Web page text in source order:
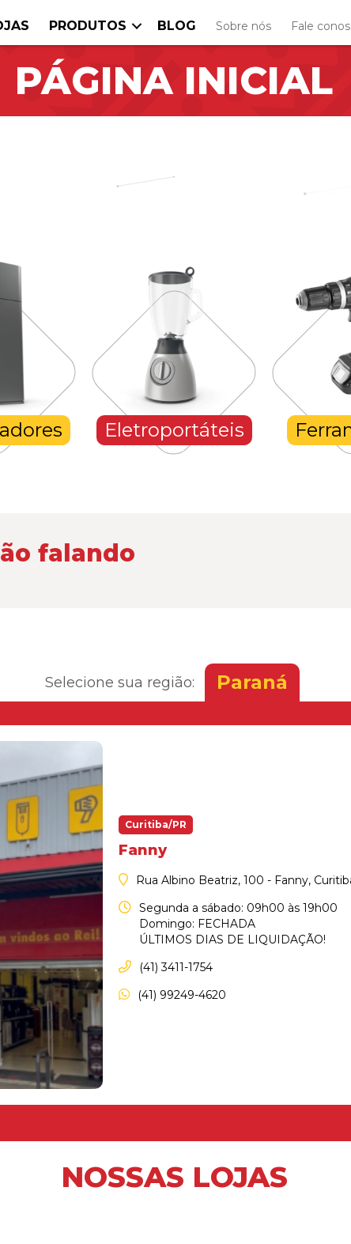
PRODUTOS BLOG Sobre nós Fale
PÁGINA INICIAL
Eletroportáteis
falando
Selecione sua região: Paraná
Curitiba/PR
Fanny
Rua Albino Beatriz, 100 - Fanny,
Segunda a sábado: 09h00 às 19h00
Domingo: FECHADA
ÚLTIMOS DIAS DE LIQUIDAÇÃO!
(41) 3411-1754
(41) 99249-4620
NOSSAS LOJAS